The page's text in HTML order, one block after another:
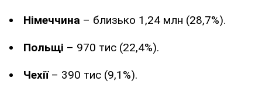
Німеччина – близько 1,24 млн (28,7%).
Польщі – 970 тис (22,4%).
Чехії– 390 тис (9,1%).